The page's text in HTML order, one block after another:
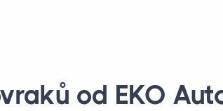
od EKO